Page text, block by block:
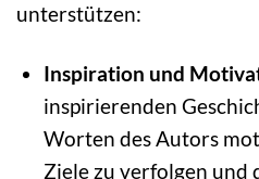
unterstützen:
Inspiration und
inspirierenden
Worten des Autors
Ziele zu verfolgen und